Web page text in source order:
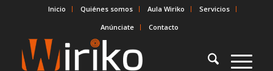
Inicio Quiénes somos Aula Wiriko
Servicios
Anúnciate
Contacto